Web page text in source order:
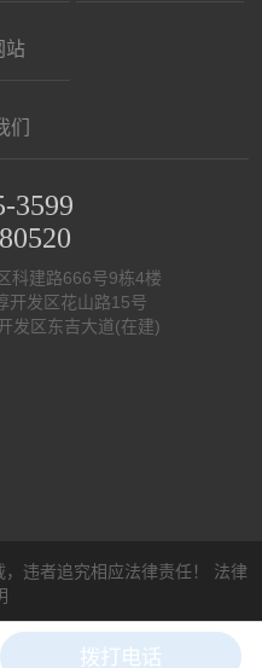
站
们
3599
科建路666号9栋4楼
开发区花山路15号
发区东吉大道(在建)
违者追究相应法律责任！ 法律
技有限公司
苏ICP备
拨打电话